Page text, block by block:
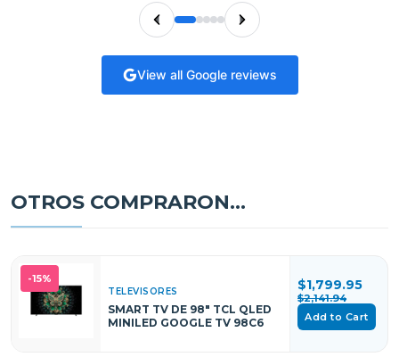
View all Google reviews
OTROS COMPRARON...
-15%
TELEVISORES
SMART TV DE 98" TCL QLED
MINILED GOOGLE TV 98C6
$1,799.95
$2,141.94
Add to Cart